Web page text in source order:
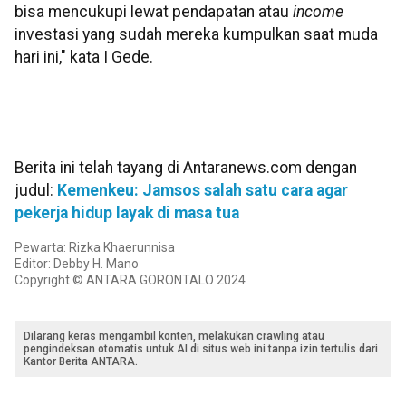
bisa mencukupi lewat pendapatan atau income
investasi yang sudah mereka kumpulkan saat muda
hari ini," kata I Gede.
Berita ini telah tayang di Antaranews.com dengan
judul: Kemenkeu: Jamsos salah satu cara agar
pekerja hidup layak di masa tua
Pewarta: Rizka Khaerunnisa
Editor: Debby H. Mano
Copyright © ANTARA GORONTALO 2024
Dilarang keras mengambil konten, melakukan crawling atau
pengindeksan otomatis untuk AI di situs web ini tanpa izin tertulis dari
Kantor Berita ANTARA.